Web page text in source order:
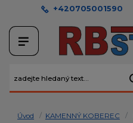
+420705001590
Úvod KAMENNÝ KOBEREC